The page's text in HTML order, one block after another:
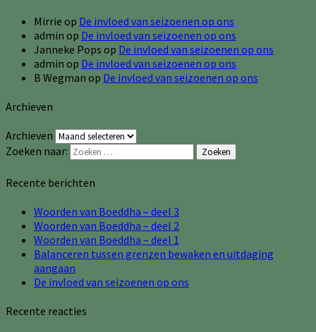
Mirrie op De invloed van seizoenen op ons
admin op De invloed van seizoenen op ons
Janneke Pops op De invloed van seizoenen op ons
admin op De invloed van seizoenen op ons
B Wegman op De invloed van seizoenen op ons
Archieven
Archieven
Zoeken naar:
Zoeken
Recente berichten
Woorden van Boeddha – deel 3
Woorden van Boeddha – deel 2
Woorden van Boeddha – deel 1
Balanceren tussen grenzen bewaken en uitdaging
aangaan
De invloed van seizoenen op ons
Recente reacties